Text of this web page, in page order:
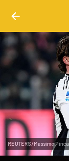
REUTERS/Massimo Pinca